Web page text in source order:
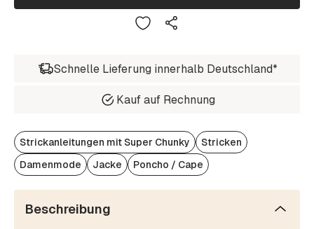
Schnelle Lieferung innerhalb Deutschland*
Kauf auf Rechnung
Strickanleitungen mit Super Chunky
Stricken
Damenmode
Jacke Poncho / Cape
Beschreibung